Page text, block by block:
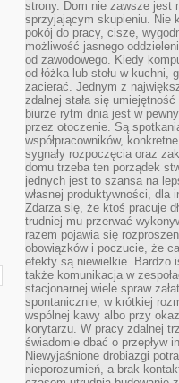
strony. Dom nie zawsze jest
sprzyjającym skupieniu. Nie
pokój do pracy, ciszę,
możliwość jasnego
od zawodowego. Kiedy
od łóżka lub stołu w kuchni,
zacierać. Jednym z
zdalnej stała się
biurze rytm dnia jest w
przez otoczenie. Są
współpracowników,
sygnały rozpoczęcia oraz
domu trzeba ten porządek
jednych jest to szansa na
własnej produktywności, dla
Zdarza się, że ktoś pracuje
trudniej mu przerwać
razem pojawia się
obowiązków i poczucie, że
efekty są niewielkie. Bardzo
także komunikacja w
stacjonarnej wiele spraw
spontanicznie, w krótkiej
wspólnej kawy albo przy
korytarzu. W pracy zdalnej
świadomie dbać o przepływ
Niewyjaśnione drobiazgi
nieporozumień, a brak